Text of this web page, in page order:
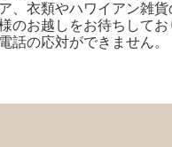
、衣類やハワイアン雑貨
のお越しをお待ちしてお
話の応対ができません。